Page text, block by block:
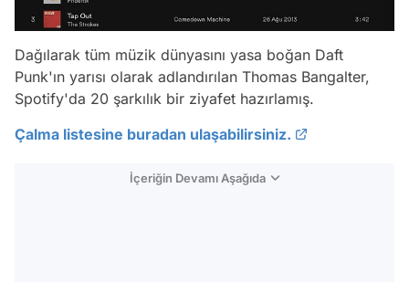
Dağılarak tüm müzik dünyasını yasa boğan Daft
Punk'ın yarısı olarak adlandırılan Thomas Bangalter,
Spotify'da 20 şarkılık bir ziyafet hazırlamış.
Çalma listesine buradan ulaşabilirsiniz.
İçeriğin Devamı Aşağıda